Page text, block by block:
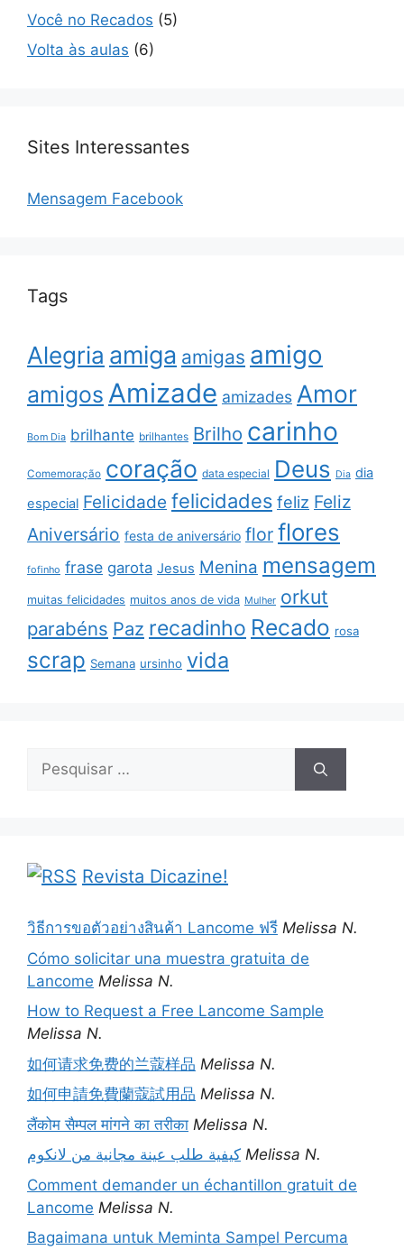
Você no Recados (5)
Volta às aulas (6)
Sites Interessantes
Mensagem Facebook
Tags
Alegria amiga amigas amigo
amigos Amizade amizades Amor
Bom Dia brilhante brilhantes Brilho carinho
Comemoração coração data especial Deus Dia dia
especial Felicidade felicidades feliz Feliz
Aniversário festa de aniversário flor flores
fofinho frase garota Jesus Menina mensagem
muitas felicidades muitos anos de vida Mulher orkut
parabéns Paz recadinho Recado rosa
scrap Semana ursinho vida
Pesquisar
Revista Dicazine!
วิธีการขอตัวอย่างสินค้า Lancome ฟรี Melissa N.
Cómo solicitar una muestra gratuita de
Lancome Melissa N.
How to Request a Free Lancome Sample
Melissa N.
如何请求免费的兰蔻样品 Melissa N.
如何申請免費蘭蔻試用品 Melissa N.
लैंकोम सैम्पल मांगने का तरीका Melissa N.
كيفية طلب عينة مجانية من لانكوم Melissa N.
Comment demander un échantillon gratuit de
Lancome Melissa N.
Bagaimana untuk Meminta Sampel Percuma